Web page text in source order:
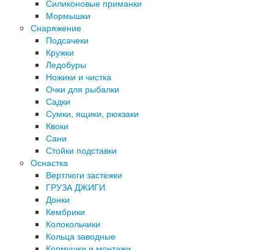
Силиконовые приманки
Мормышки
Снаряжение
Подсачеки
Кружки
Ледобуры
Ножики и чистка
Очки для рыбалки
Садки
Сумки, ящики, рюкзаки
Квоки
Сани
Стойки подставки
Оснастка
Вертлюги застежки
ГРУЗА ДЖИГИ
Донки
Кембрики
Колокольчики
Кольца заводные